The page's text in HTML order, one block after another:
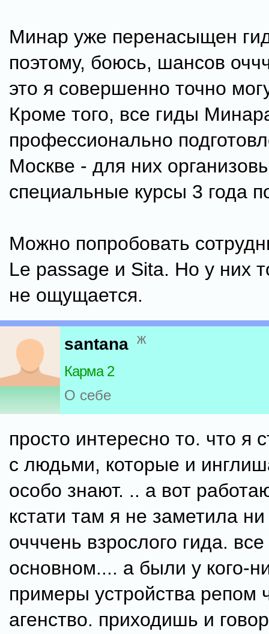
Минар уже перенасыщен
поэтому, боюсь, шансов
это я совершенно точно
Кроме того, все гиды
профессионально
Москве - для них
специальные курсы 3 года
Можно попробовать
Le passage и Sita. Но у них
не ощущается.
santana ж
Карма 2
О себе
просто интересно то. что я
с людьми, которые и
особо знают. .. а вот
кстати там я не заметила
очччень взрослого гида.
основном.... а были у кого-
примеры устройства репом
агенство. приходишь и